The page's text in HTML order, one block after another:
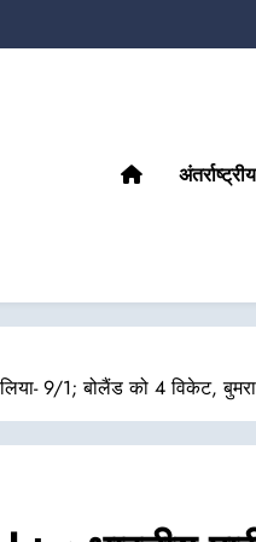
अंतर्राष्ट्रीय
9/1; बोलैंड को 4 विकेट,